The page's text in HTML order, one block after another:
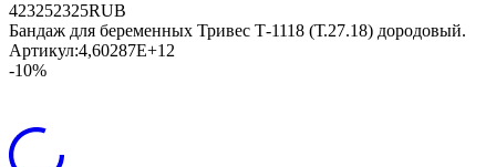
423252325RUB
Бандаж для беременных Тривес Т-1118 (Т.27.18) дородовый.
Артикул:4,60287E+12
-10%